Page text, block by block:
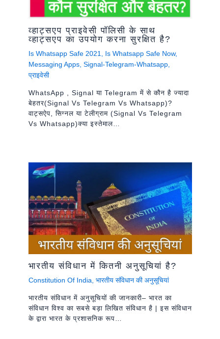
व्हाट्सएप प्राइवेसी पॉलिसी के साथ
व्हाट्सएप का उपयोग करना सुरक्षित है?
Is Whatsapp Safe 2021 Is Whatsapp Safe Now,
Messaging Apps, Signal-Telegram-Whatsapp,
प्राइवेसी
WhatsApp , Signal या Telegram में से कौन है ज्यादा
बेहतर(signal Vs Telegram Vs Whatsapp)?
वाट्सऐप, सिग्नल या टेलीग्राम (signal Vs Telegram
Vs Whatsapp)क्या इस्तेमाल…
भारतीय संविधान में कितनी अनुसूचियां है?
Constitution Of India भारतीय संविधान की अनुसूचियां
भारतीय संविधान में अनुसूचियों की जानकारी– भारत का
संविधान विश्व का सबसे बड़ा लिखित संविधान है | इस संविधान
के द्वारा भारत के प्रशासनिक रूप…